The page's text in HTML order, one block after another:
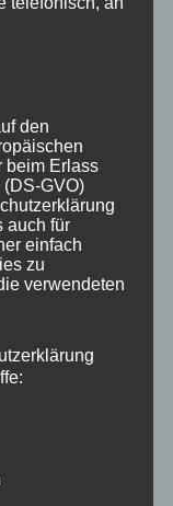
sich also
“Urlaub
sehr gut
den
beim Erlass
GVO)
auch für
einfach
zu
verwendeten